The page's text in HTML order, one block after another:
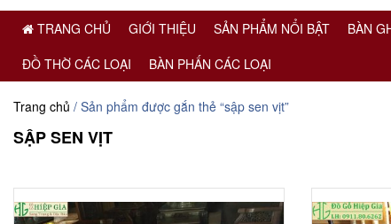
TRANG CHỦ GIỚI THIỆU SẢN PHẨM NỔI BẬT BÀN
ĐỒ THỜ CÁC LOẠI
BÀN PHẤN CÁC LOẠI
Trang chủ / Sản phẩm được gắn thẻ “sập sen vịt”
SẬP SEN VỊT